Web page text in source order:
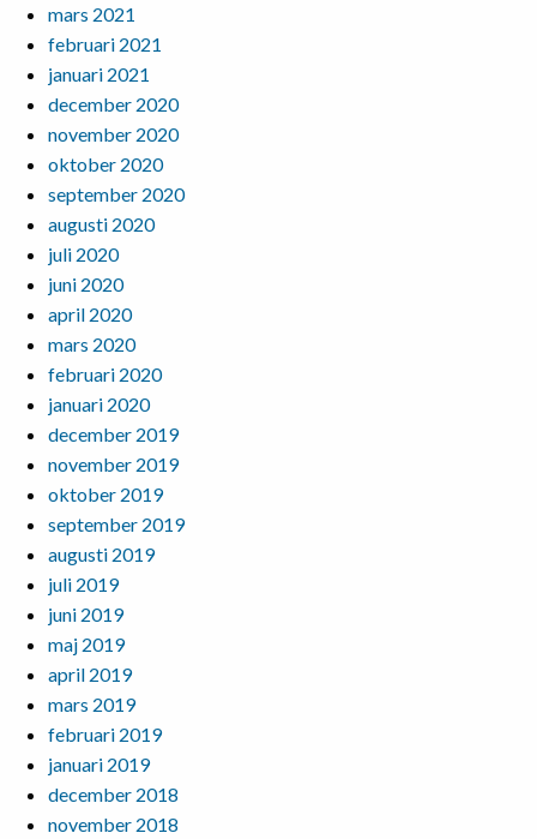
mars 2021
februari 2021
januari 2021
december 2020
november 2020
oktober 2020
september 2020
augusti 2020
juli 2020
juni 2020
april 2020
mars 2020
februari 2020
januari 2020
december 2019
november 2019
oktober 2019
september 2019
augusti 2019
juli 2019
juni 2019
maj 2019
april 2019
mars 2019
februari 2019
januari 2019
december 2018
november 2018